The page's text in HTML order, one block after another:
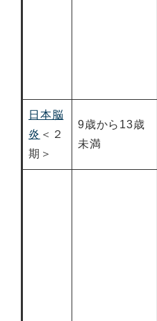
日本脳
炎 ＜２
期＞
9歳から13歳
未満